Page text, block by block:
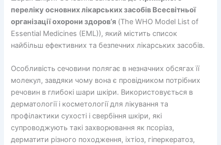
переліку основних лікарських засобів Всесвітньої
організації охорони здоров’я (The WHO Model List of
Essential Medicines (EML)), який містить список
найбільш ефективних та безпечних лікарських засобів.
Особливість сечовини полягає в незначних обсягах її
молекул, завдяки чому вона є провідником потрібних
речовин в глибокі шари шкіри. Використовується в
дерматології і косметології для лікування та
профілактики сухості і свербіння шкіри, які
супроводжують такі захворювання як псоріаз,
дерматити різного походження, іхтіоз, гіперкератоз,